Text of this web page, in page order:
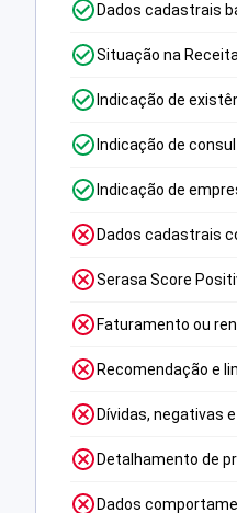
Dados cadastrais
Situação na
Indicação de
Indicação de
Indicação de
Dados cadastrais
Serasa Score
Faturamento ou
Recomendação e
Dívidas, negativas
Detalhamento de
Dados